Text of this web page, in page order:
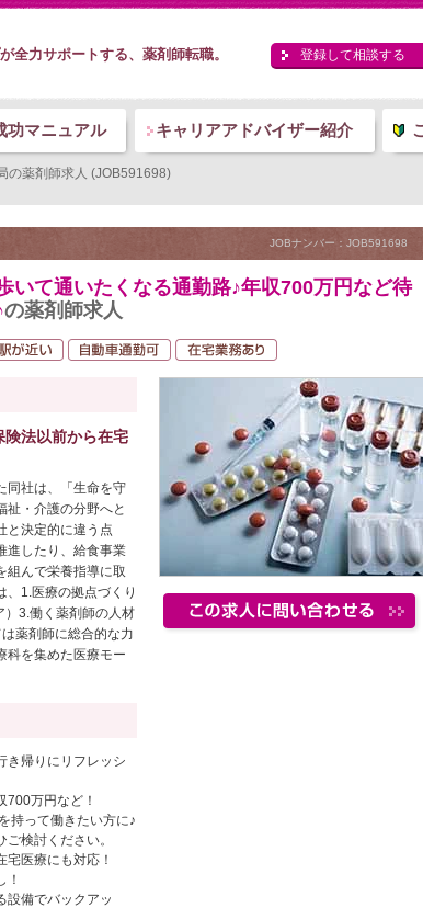
全力サポートする、薬剤師転職。 登録して相談する
功マニュアル キャリアアドバイザー紹介
の薬剤師求人 (JOB591698)
JOBナンバー：JOB591698
いて通いたくなる通勤路♪年収700万円など待
の薬剤師求人
険法以前から在宅
同社は、「生命を守
祉・介護の分野へと
と決定的に違う点
進したり、給食事業
組んで栄養指導に取
、1.医療の拠点づくり
）3.働く薬剤師の人材
薬剤師に総合的な力
科を集めた医療モー
き帰りにリフレッシ
万円など！
持って働きたい方に♪
検討ください。
医療にも対応！
備でバックアッ